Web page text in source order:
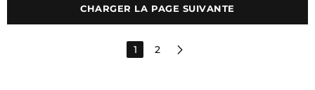
CHARGER LA PAGE SUIVANTE
1 2